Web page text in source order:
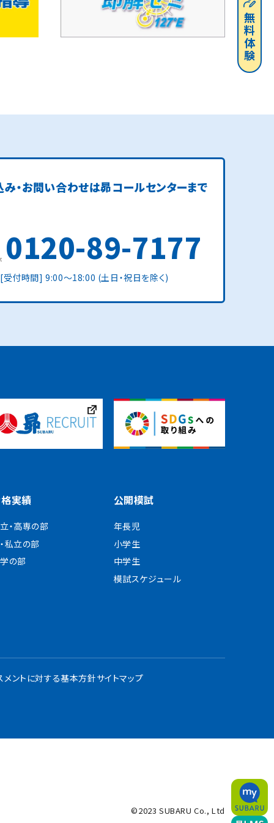
無料体験
み・お問い合わせは昴コールセンターまで
0120-89-7177
[受付時間] 9:00〜18:00 (土日・祝日を除く)
実績
・高専の部
私立の部
の部
公開模試
年長児
小学生
中学生
模試スケジュール
メントに対する基本方針サイトマップ
©2023 SUBARU Co., Ltd